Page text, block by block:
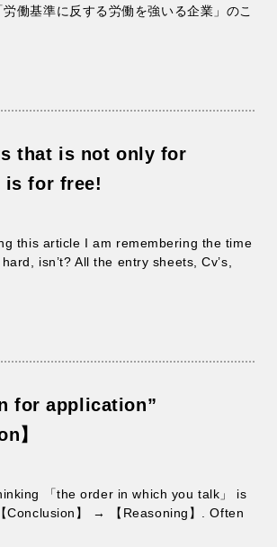
働基準に反する労働を強いる企業」のこ
that is not only for
is for free!
this article I am remembering the time
isn’t? All the entry sheets, Cv’s,
for application”
】
「the order in which you talk」 is
】 → 【Reasoning】. Often